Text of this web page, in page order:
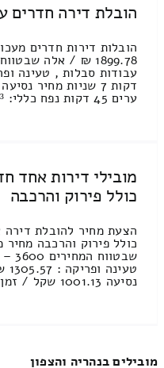
הובלת דירה חדרים
הובלות דירות חדרים
ערים 45 דקות נפח כללי: 16.99м³ / [...]
מובילי דירות אחד
כולל פירוק והרכבה
הצעת מחיר להובלת
נסיעה 1001.13 שקל / זמן נסיעה בין ערים 1 [...]
מובילים בנהריה והצפון